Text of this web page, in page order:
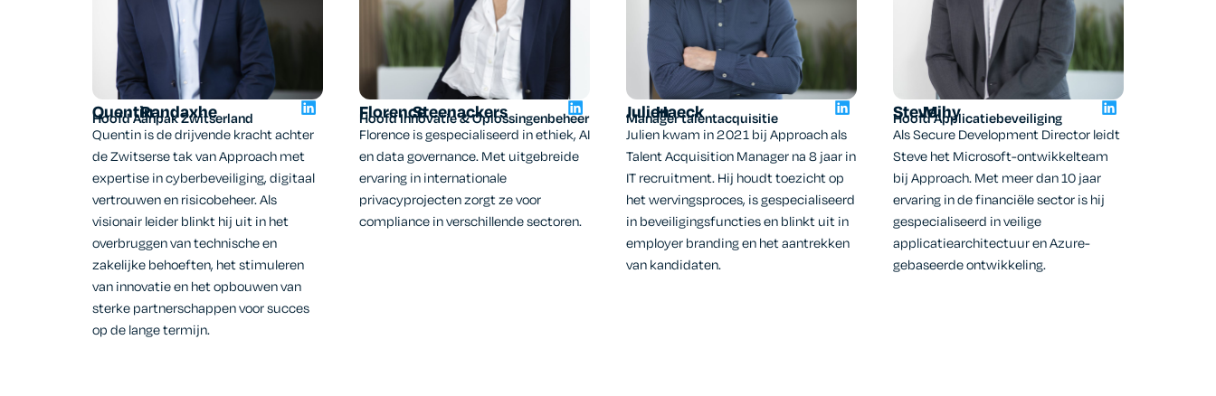
QuentinRandaxhe
Hoofd Aanpak Zwitserland
Quentin is de drijvende kracht achter
de Zwitserse tak van Approach met
expertise in cyberbeveiliging, digitaal
vertrouwen en risicobeheer. Als
visionair leider blinkt hij uit in het
overbruggen van technische en
zakelijke behoeften, het stimuleren
van innovatie en het opbouwen van
sterke partnerschappen voor succes
op de lange termijn.
FlorenceSteenackers
Hoofd Innovatie & Oplossingenbeheer
Florence is gespecialiseerd in ethiek, AI
en data governance. Met uitgebreide
ervaring in internationale
privacyprojecten zorgt ze voor
compliance in verschillende sectoren.
JulienHaeck
Manager talentacquisitie
Julien kwam in 2021 bij Approach als
Talent Acquisition Manager na 8 jaar in
IT recruitment. Hij houdt toezicht op
het wervingsproces, is gespecialiseerd
in beveiligingsfuncties en blinkt uit in
employer branding en het aantrekken
van kandidaten.
SteveMihy
Hoofd Applicatiebeveiliging
Als Secure Development Director leidt
Steve het Microsoft-ontwikkelteam
bij Approach. Met meer dan 10 jaar
ervaring in de financiële sector is hij
gespecialiseerd in veilige
applicatiearchitectuur en Azure-
gebaseerde ontwikkeling.